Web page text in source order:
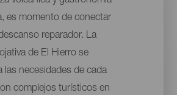
es momento de conectar
reparador. La
de El Hierro se
las necesidades de cada
complejos turísticos en